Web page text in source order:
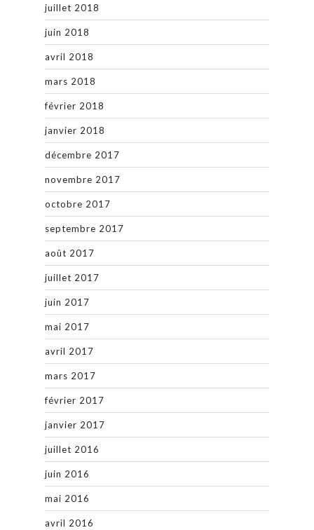
juillet 2018
juin 2018
avril 2018
mars 2018
février 2018
janvier 2018
décembre 2017
novembre 2017
octobre 2017
septembre 2017
août 2017
juillet 2017
juin 2017
mai 2017
avril 2017
mars 2017
février 2017
janvier 2017
juillet 2016
juin 2016
mai 2016
avril 2016